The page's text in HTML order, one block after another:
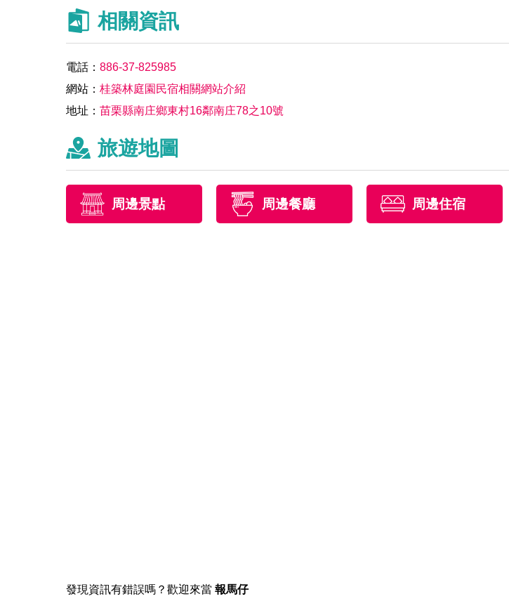
相關資訊
電話：886-37-825985
網站：桂築林庭園民宿相關網站介紹
地址：苗栗縣南庄鄉東村16鄰南庄78之10號
旅遊地圖
周邊景點 周邊餐廳 周邊住宿
發現資訊有錯誤嗎？歡迎來當報馬仔